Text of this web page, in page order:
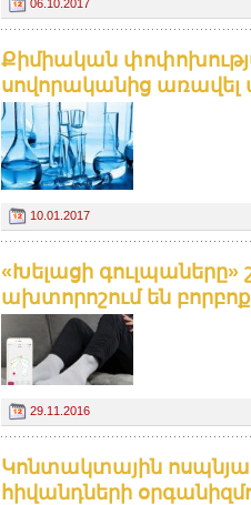
06.10.2017
Քիմիական
սովորականից առավել
10.01.2017
«Խելացի
ախտորոշում են
29.11.2016
Կոնտակտային
հիվանդների